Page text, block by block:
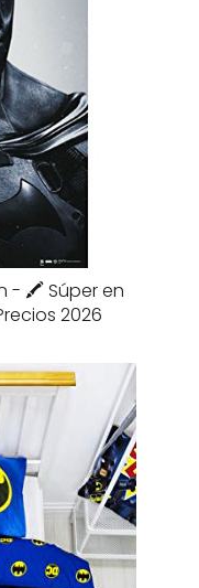
- 🖍️ Súper en
2026